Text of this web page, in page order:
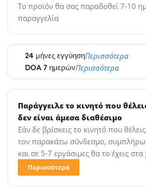
Το προϊόν θα σας παραδοθεί 7-10
παραγγελία
24 μήνες εγγύησηΠερισσότερα
DOA 7 ημερώνΠερισσότερα
Παράγγειλε το κινητό που
δεν είναι άμεσα διαθέσιμο
Εάν δε βρίσκεις το κινητό που
τον παρακάτω σύνδεσμο,
και σε 5-7 εργάσιμες θα το έχεις
Περισσότερα